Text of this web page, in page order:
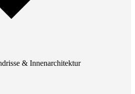
& Innenarchitektur